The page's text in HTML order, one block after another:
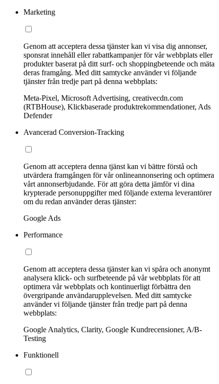
Marketing
Genom att acceptera dessa tjänster kan vi visa dig annonser,
sponsrat innehåll eller rabattkampanjer för vår webbplats eller
produkter baserat på ditt surf- och shoppingbeteende och mäta
deras framgång. Med ditt samtycke använder vi följande
tjänster från tredje part på denna webbplats:
Meta-Pixel, Microsoft Advertising, creativecdn.com
(RTBHouse), Klickbaserade produktrekommendationer, Ads
Defender
Avancerad Conversion-Tracking
Genom att acceptera denna tjänst kan vi bättre förstå och
utvärdera framgången för vår onlineannonsering och optimera
vårt annonserbjudande. För att göra detta jämför vi dina
krypterade personuppgifter med följande externa leverantörer
om du redan använder deras tjänster:
Google Ads
Performance
Genom att acceptera dessa tjänster kan vi spåra och anonymt
analysera klick- och surfbeteende på vår webbplats för att
optimera vår webbplats och kontinuerligt förbättra den
övergripande användarupplevelsen. Med ditt samtycke
använder vi följande tjänster från tredje part på denna
webbplats:
Google Analytics, Clarity, Google Kundrecensioner, A/B-
Testing
Funktionell